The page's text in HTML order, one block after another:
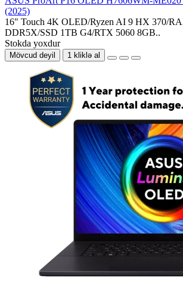
(2025)
16" Touch 4K OLED/Ryzen AI 9 HX 370/
DDR5X/SSD 1TB G4/RTX 5060 8GB..
Stokda yoxdur
Mövcud deyil 1 kliklə al